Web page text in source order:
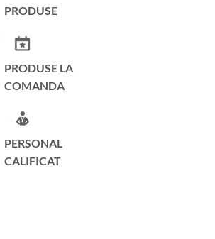
PRODUSE
PRODUSE LA
COMANDA
PERSONAL
CALIFICAT